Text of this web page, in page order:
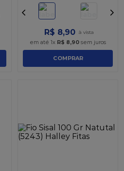
R$ 8,90
em até 1x R$ 8,90 sem juros
COMPRAR